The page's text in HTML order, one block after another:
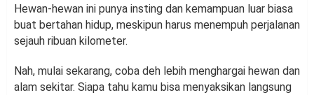
Hewan-hewan ini punya insting dan kemampuan luar biasa
buat bertahan hidup, meskipun harus menempuh perjalanan
sejauh ribuan kilometer.
Nah, mulai sekarang, coba deh lebih menghargai hewan dan
alam sekitar. Siapa tahu kamu bisa menyaksikan langsung